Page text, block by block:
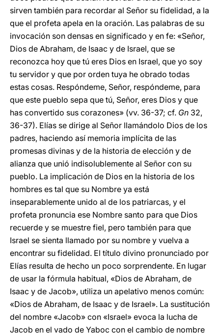
sirven también para recordar al Señor su fidelidad, a la
que el profeta apela en la oración. Las palabras de su
invocación son densas en significado y en fe: «Señor,
Dios de Abraham, de Isaac y de Israel, que se
reconozca hoy que tú eres Dios en Israel, que yo soy
tu servidor y que por orden tuya he obrado todas
estas cosas. Respóndeme, Señor, respóndeme, para
que este pueblo sepa que tú, Señor, eres Dios y que
has convertido sus corazones» (vv. 36-37; cf. Gn 32,
36-37). Elías se dirige al Señor llamándolo Dios de los
padres, haciendo así memoria implícita de las
promesas divinas y de la historia de elección y de
alianza que unió indisolublemente al Señor con su
pueblo. La implicación de Dios en la historia de los
hombres es tal que su Nombre ya está
inseparablemente unido al de los patriarcas, y el
profeta pronuncia ese Nombre santo para que Dios
recuerde y se muestre fiel, pero también para que
Israel se sienta llamado por su nombre y vuelva a
encontrar su fidelidad. El título divino pronunciado por
Elías resulta de hecho un poco sorprendente. En lugar
de usar la fórmula habitual, «Dios de Abraham, de
Isaac y de Jacob», utiliza un apelativo menos común:
«Dios de Abraham, de Isaac y de Israel». La sustitución
del nombre «Jacob» con «Israel» evoca la lucha de
Jacob en el vado de Yaboc con el cambio de nombre